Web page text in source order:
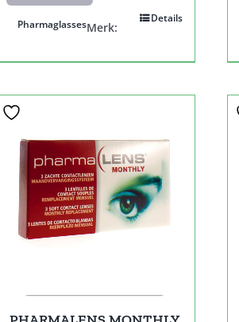
Details
Merk:
Pharmaglasses